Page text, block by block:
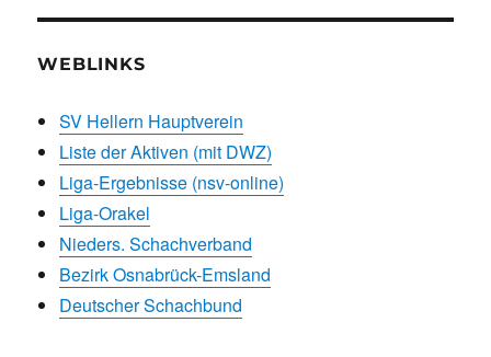
WEBLINKS
SV Hellern Hauptverein
Liste der Aktiven (mit DWZ)
Liga-Ergebnisse (nsv-online)
Liga-Orakel
Nieders. Schachverband
Bezirk Osnabrück-Emsland
Deutscher Schachbund